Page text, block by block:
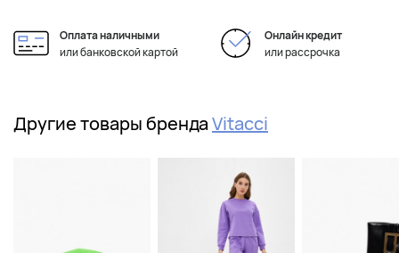
Оплата наличными
или банковской картой
Онлайн кредит
или рассрочка
Другие товары брендаVitacci